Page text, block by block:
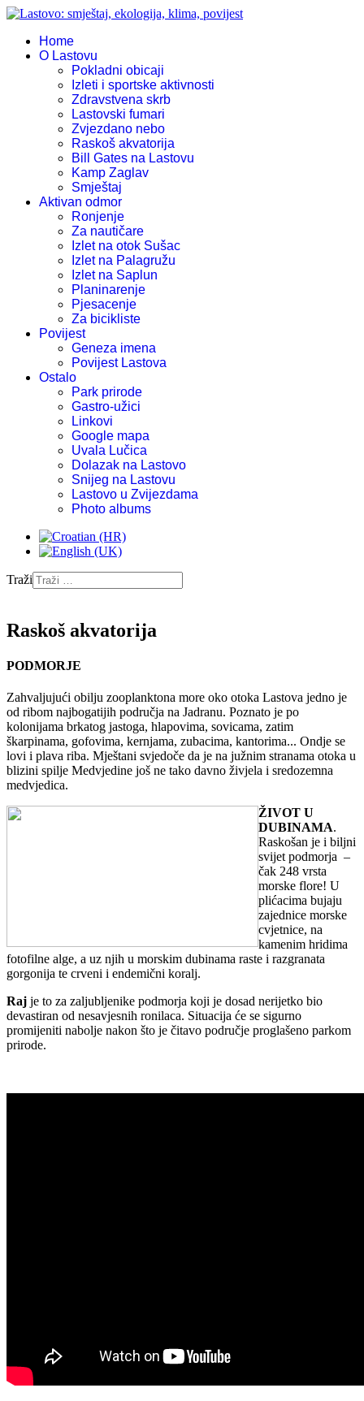
Home
O Lastovu
Pokladni obicaji
Izleti i sportske aktivnosti
Zdravstvena skrb
Lastovski fumari
Zvjezdano nebo
Raskoš akvatorija
Bill Gates na Lastovu
Kamp Zaglav
Smještaj
Aktivan odmor
Ronjenje
Za nautičare
Izlet na otok Sušac
Izlet na Palagružu
Izlet na Saplun
Planinarenje
Pjesacenje
Za bicikliste
Povijest
Geneza imena
Povijest Lastova
Ostalo
Park prirode
Gastro-užici
Linkovi
Google mapa
Uvala Lučica
Dolazak na Lastovo
Snijeg na Lastovu
Lastovo u Zvijezdama
Photo albums
Traži
Raskoš akvatorija
PODMORJE
Zahvaljujući obilju zooplanktona more oko otoka Lastova jedno je
od ribom najbogatijih područja na Jadranu. Poznato je po
kolonijama brkatog jastoga, hlapovima, sovicama, zatim
škarpinama, gofovima, kernjama, zubacima, kantorima... Ondje se
lovi i plava riba. Mještani svjedoče da je na južnim stranama otoka u
blizini spilje Medvjedine još ne tako davno živjela i sredozemna
medvjedica.
ŽIVOT U
DUBINAMA.
Raskošan je i biljni
svijet podmorja –
čak 248 vrsta
morske flore! U
plićacima bujaju
zajednice morske
cvjetnice, na
kamenim hridima
fotofilne alge, a uz njih u morskim dubinama raste i razgranata
gorgonija te crveni i endemični koralj.
Raj je to za zaljubljenike podmorja koji je dosad nerijetko bio
devastiran od nesavjesnih ronilaca. Situacija će se sigurno
promijeniti nabolje nakon što je čitavo područje proglašeno parkom
prirode.